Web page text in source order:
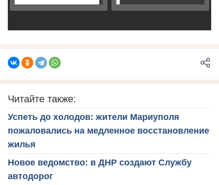
Читайте также:
Успеть до холодов: жители Мариуполя
пожаловались на медленное восстановление
жилья
Новое ведомство: в ДНР создают Службу
автодорог